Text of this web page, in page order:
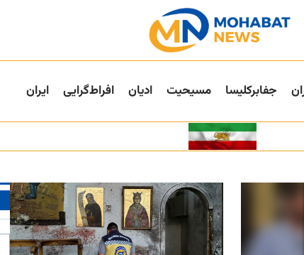
جفا‌بر‌کلیسا مسیحیت ادیان افراط‌گرایی ایران